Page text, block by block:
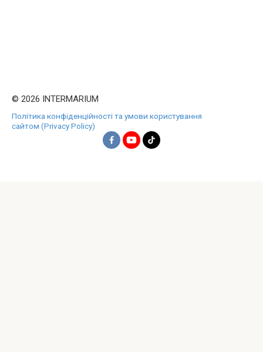
© 2026 INTERMARIUM
Політика конфіденційності та умови користування
сайтом (Privacy Policy)